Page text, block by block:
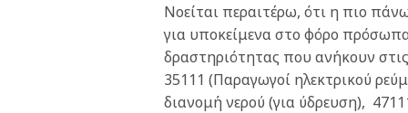
Νοείται περαιτέρω, ότι η πιο
για υποκείμενα στο φόρο
δραστηριότητας που ανήκουν
35111 (Παραγωγοί ηλεκτρικού
διανομή νερού (για ύδρευση),